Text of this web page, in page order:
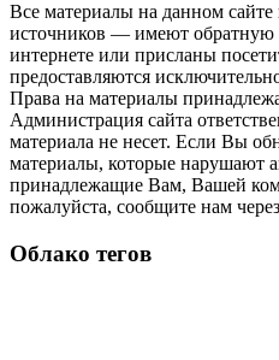
Все материалы на данном
источников — имеют обратную
интернете или присланы
предоставляются
Права на материалы
Администрация сайта
материала не несет. Если Вы
материалы, которые нарушают
принадлежащие Вам, Вашей
пожалуйста, сообщите нам
Облако тегов